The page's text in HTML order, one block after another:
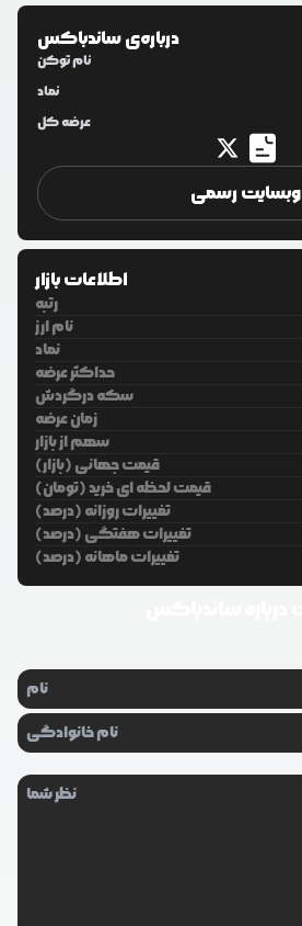
درباره‌یساندباکس
نام توکن
نماد
عرضه کل
وبسایت رسمی
اطلاعات بازار
رتبه
نام ارز
نماد
حداکثر عرضه
سکه درگردش
زمان عرضه
سهم از بازار
قیمت جهانی (بازار)
قیمت لحظه ای خرید (تومان)
تغییرات روزانه (درصد)
تغییرات هفتگی (درصد)
تغییرات ماهانه (درصد)